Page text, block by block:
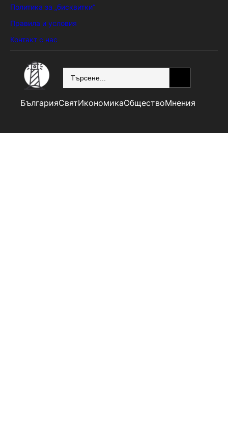
Политика за „бисквитки“
Правила и условия
Контакт с нас
БългарияСвятИкономикаОбществоМнения